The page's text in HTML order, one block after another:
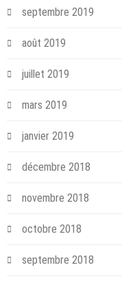
septembre 2019
août 2019
juillet 2019
mars 2019
janvier 2019
décembre 2018
novembre 2018
octobre 2018
septembre 2018